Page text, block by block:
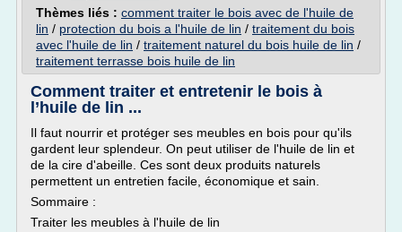
Thèmes liés : comment traiter le bois avec de l'huile de
lin / protection du bois a l'huile de lin / traitement du bois
avec l'huile de lin / traitement naturel du bois huile de lin /
traitement terrasse bois huile de lin
Comment traiter et entretenir le bois à
l’huile de lin ...
Il faut nourrir et protéger ses meubles en bois pour qu'ils
gardent leur splendeur. On peut utiliser de l'huile de lin et
de la cire d'abeille. Ces sont deux produits naturels
permettent un entretien facile, économique et sain.
Sommaire :
Traiter les meubles à l'huile de lin